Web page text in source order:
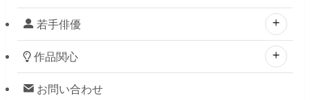
若手俳優
作品関心
お問い合わせ